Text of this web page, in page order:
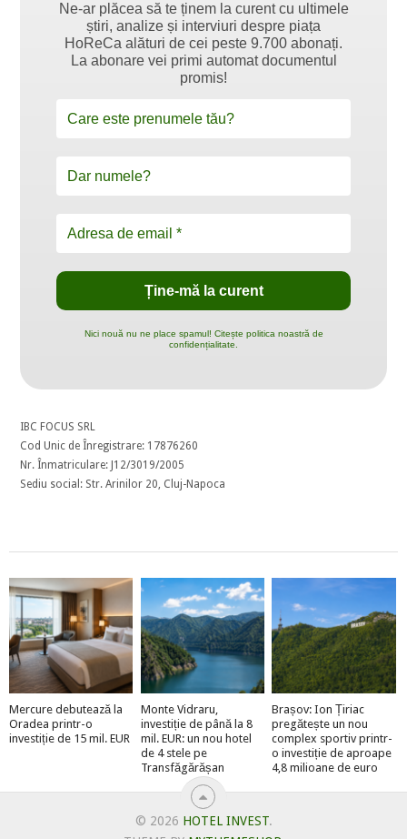
Ne-ar plăcea să te ținem la curent cu ultimele
știri, analize și interviuri despre piața
HoReCa alături de cei peste 9.700 abonați.
La abonare vei primi automat documentul
promis!
Nici nouă nu ne place spamul! Citește politica noastră de
confidențialitate.
IBC FOCUS SRL
Cod Unic de Înregistrare: 17876260
Nr. Înmatriculare: J12/3019/2005
Sediu social: Str. Arinilor 20, Cluj-Napoca
Mercure debutează la
Oradea printr-o
investiție de 15 mil. EUR
Monte Vidraru,
investiție de până la 8
mil. EUR: un nou hotel
de 4 stele pe
Transfăgărășan
Brașov: Ion Țiriac
pregătește un nou
complex sportiv printr-
o investiție de aproape
4,8 milioane de euro
© 2026 HOTEL INVEST.